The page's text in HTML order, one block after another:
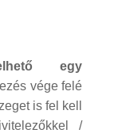
egy
vége felé
is fel kell
/